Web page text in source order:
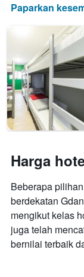
Paparkan
Harga
Beberapa
berdekatan
mengikut kelas
juga telah
bernilai terbaik